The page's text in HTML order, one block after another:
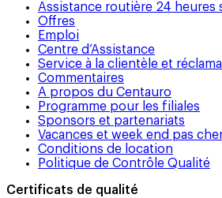
Assistance routière 24 heures
Offres
Emploi
Centre d’Assistance
Service à la clientèle et
Commentaires
A propos du Centauro
Programme pour les filiales
Sponsors et partenariats
Vacances et week end pas
Conditions de location
Politique de Contrôle Qualité
Certificats de qualité